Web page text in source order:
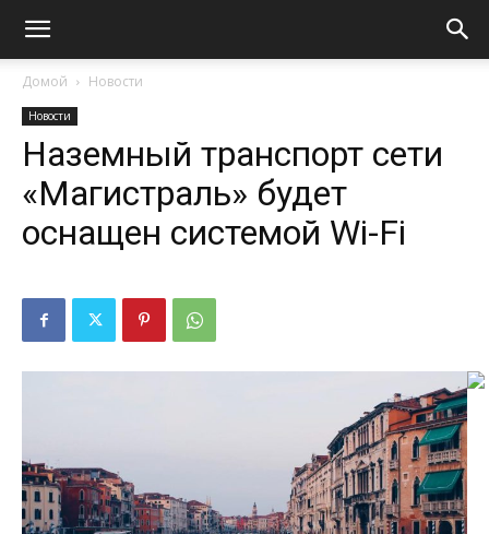
Домой Новости
Новости
Наземный транспорт сети
«Магистраль» будет
оснащен системой Wi-Fi